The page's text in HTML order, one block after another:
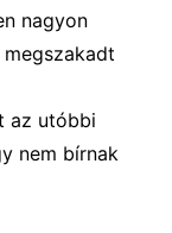
nagyon
az utóbbi
nem bírnak